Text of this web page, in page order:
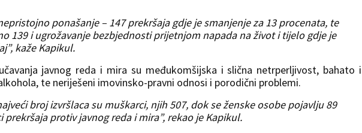
ponašanje – 147 prekršaja gdje je smanjenje za 13 procenata, te
139 i ugrožavanje bezbjednosti prijetnjom napada na život i tijelo gdje je
kaže Kapikul.
javnog reda i mira su međukomšijska i slična netrperljivost, bahato i
te neriješeni imovinsko-pravni odnosi i porodični problemi.
broj izvršlaca su muškarci, njih 507, dok se ženske osobe pojavlju 89
prekršaja protiv javnog reda i mira”, rekao je Kapikul.